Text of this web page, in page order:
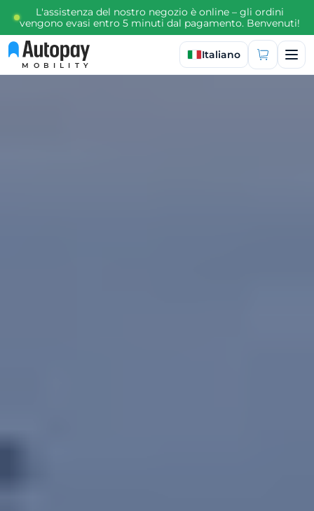
L'assistenza del nostro negozio è online – gli ordini
vengono evasi entro 5 minuti dal pagamento. Benvenuti!
MOBILITY
Seleziona lingua
Italiano